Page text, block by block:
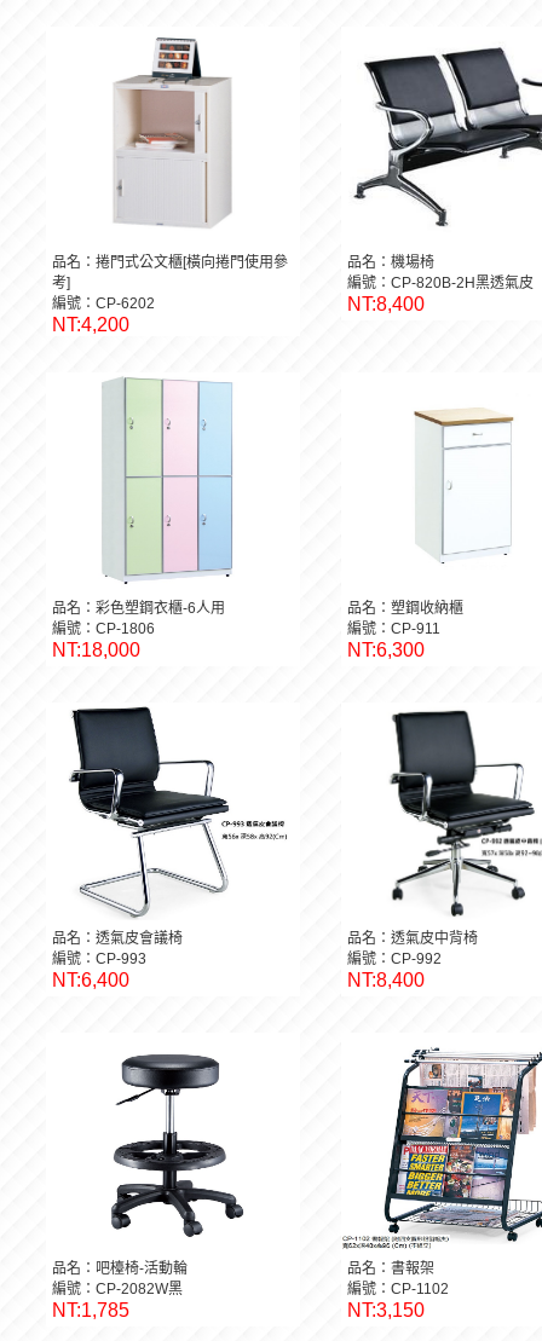
品名：捲門式公文櫃[橫向捲門使用參
考]
編號：CP-6202
NT:4,200
品名：機場椅
編號：CP-820B-2H黑透氣皮
NT:8,400
品名：彩色塑鋼衣櫃-6人用
編號：CP-1806
NT:18,000
品名：塑鋼收納櫃
編號：CP-911
NT:6,300
品名：透氣皮會議椅
編號：CP-993
NT:6,400
品名：透氣皮中背椅
編號：CP-992
NT:8,400
品名：吧檯椅-活動輪
編號：CP-2082W黑
NT:1,785
品名：書報架
編號：CP-1102
NT:3,150